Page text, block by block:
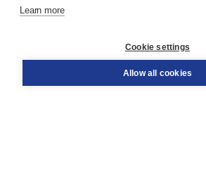
Order
Learn more
Cookie settings
Allow all cookies